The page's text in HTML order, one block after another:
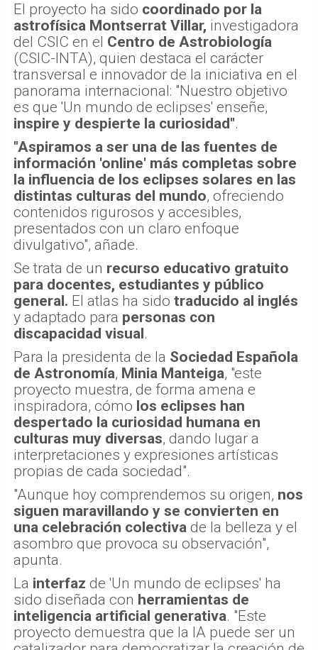
El proyecto ha sido coordinado por la
astrofísica Montserrat Villar, investigadora
del CSIC en el Centro de Astrobiología
(CSIC-INTA), quien destaca el carácter
transversal e innovador de la iniciativa en el
panorama internacional: "Nuestro objetivo
es que 'Un mundo de eclipses' enseñe,
inspire y despierte la curiosidad".
"Aspiramos a ser una de las fuentes de
información 'online' más completas sobre
la influencia de los eclipses solares en las
distintas culturas del mundo, ofreciendo
contenidos rigurosos y accesibles,
presentados con un claro enfoque
divulgativo", añade.
Se trata de un recurso educativo gratuito
para docentes, estudiantes y público
general. El atlas ha sido traducido al inglés
y adaptado para personas con
discapacidad visual.
Para la presidenta de la Sociedad Española
de Astronomía, Minia Manteiga, "este
proyecto muestra, de forma amena e
inspiradora, cómo los eclipses han
despertado la curiosidad humana en
culturas muy diversas, dando lugar a
interpretaciones y expresiones artísticas
propias de cada sociedad".
"Aunque hoy comprendemos su origen, nos
siguen maravillando y se convierten en
una celebración colectiva de la belleza y el
asombro que provoca su observación",
apunta.
La interfaz de 'Un mundo de eclipses' ha
sido diseñada con herramientas de
inteligencia artificial generativa. "Este
proyecto demuestra que la IA puede ser un